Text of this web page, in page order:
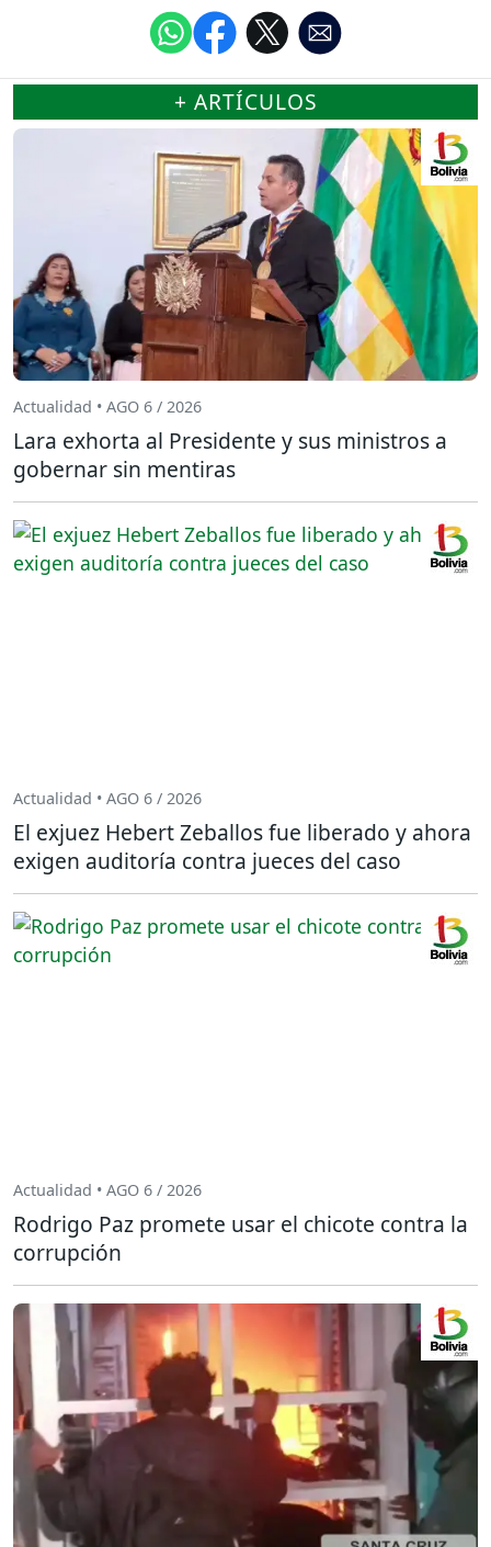
+ ARTÍCULOS
Actualidad • AGO 6 / 2026
Lara exhorta al Presidente y sus ministros a
gobernar sin mentiras
Actualidad • AGO 6 / 2026
El exjuez Hebert Zeballos fue liberado y ahora
exigen auditoría contra jueces del caso
Actualidad • AGO 6 / 2026
Rodrigo Paz promete usar el chicote contra la
corrupción